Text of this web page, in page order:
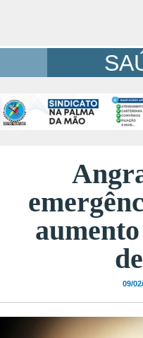
09/